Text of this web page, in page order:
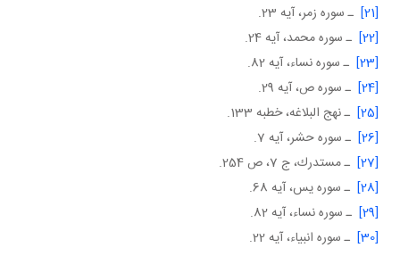
[21]
ـ سوره زمر، آيه 23.
[22]
ـ سوره محمد، آيه 24.
[23]
ـ سوره نساء، آيه 82.
[24]
ـ سوره ص، آيه 29.
[25]
ـ نهج البلاغه، خطبه 133.
[26]
ـ سوره حشر، آيه 7.
[27]
ـ مستدرك، ج 7، ص 254.
[28]
ـ سوره يس، آيه 68.
[29]
ـ سوره نساء، آيه 82.
[30]
ـ سوره انبياء، آيه 22.